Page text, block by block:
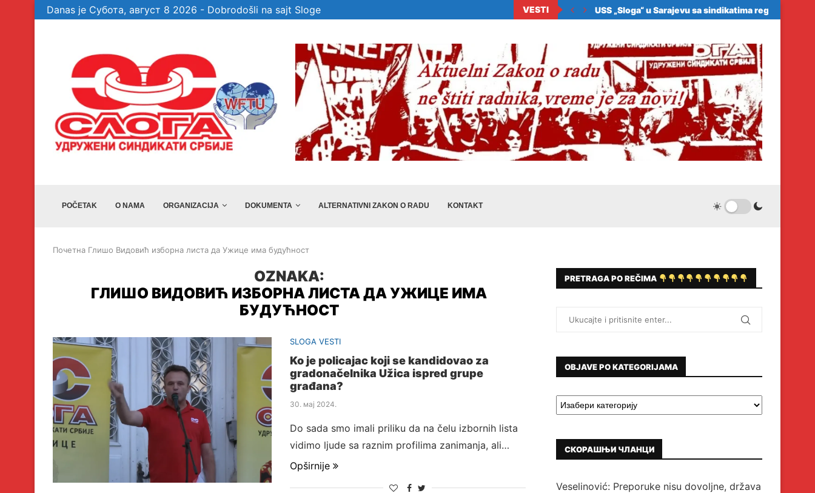
Danas je Субота, август 8 2026 - Dobrodošli na sajt Sloge VESTI
garancije, a... Veselinović: Bez članova, aktivista i simpatizera „Sloge“ ne... Veselinović: Preporuke nisu dovoljne, država mora zakonom da...USS „Sloga“ u Sarajevu sa sindikatima regiona:
POČETAK O NAMA ORGANIZACIJA DOKUMENTA ALTERNATIVNI ZAKON O RADU KONTAKT
Почетна Глишо Видовић изборна листа да Ужице има будућност
OZNAKA:
ГЛИШО ВИДОВИЋ ИЗБОРНА ЛИСТА ДА УЖИЦЕ ИМА
БУДУЋНОСТ
SLOGA VESTI
Ko je policajac koji se kandidovao za
gradonačelnika Užica ispred grupe
građana?
30. мај 2024.
Do sada smo imali priliku da na čelu izbornih lista
vidimo ljude sa raznim profilima zanimanja, ali…
Opširnije
PRETRAGA PO REČIMA
OBJAVE PO KATEGORIJAMA
СКОРАШЊИ ЧЛАНЦИ
Veselinović: Preporuke nisu dovoljne, država